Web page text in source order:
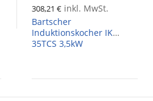
308,21 € inkl. MwSt.
Bartscher
Induktionskocher IK
35TCS 3,5kW